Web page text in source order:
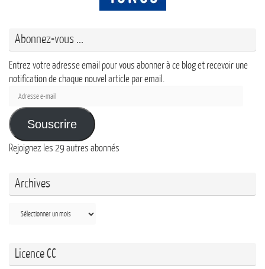
Abonnez-vous ...
Entrez votre adresse email pour vous abonner à ce blog et recevoir une
notification de chaque nouvel article par email.
Adresse
mail
Souscrire
Rejoignez les 29 autres abonnés
Archives
Archives
Licence CC